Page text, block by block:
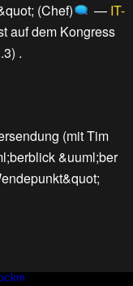
(Chef) — IT-
auf dem Kongress
) .
(mit Tim
&uuml;ber